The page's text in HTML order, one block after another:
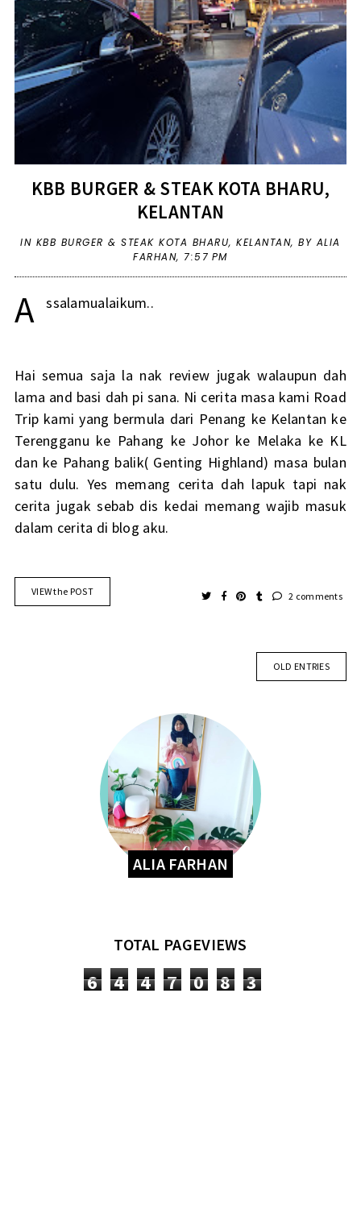
KBB BURGER & STEAK KOTA BHARU,
KELANTAN
IN KBB BURGER & STEAK KOTA BHARU,KELANTAN,BY ALIA
FARHAN, 7:57 PM
A ssalamualaikum..
Hai semua saja la nak review jugak walaupun dah
lama and basi dah pi sana. Ni cerita masa kami Road
Trip kami yang bermula dari Penang ke Kelantan ke
Terengganu ke Pahang ke Johor ke Melaka ke KL
dan ke Pahang balik( Genting Highland) masa bulan
satu dulu. Yes memang cerita dah lapuk tapi nak
cerita jugak sebab dis kedai memang wajib masuk
dalam cerita di blog aku.
VIEW the POST 2 comments
OLD ENTRIES
ALIA FARHAN
TOTAL PAGEVIEWS
6 4 4 7 0 8 3